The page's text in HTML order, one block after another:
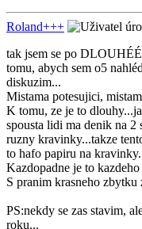
Roland+++
tak jsem se po
tomu, abych sem o5
diskuzim...
Mistama potesujici,
K tomu, ze je to
spousta lidi ma denik na 2
ruzny kravinky...takze
to hafo papiru na
Kazdopadne je to kazdeho
S pranim krasneho
PS:nekdy se zas stavim,
roku...